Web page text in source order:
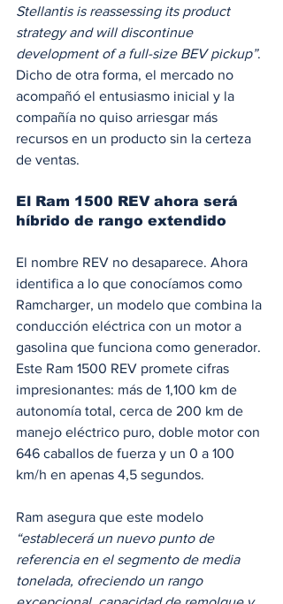
Stellantis is reassessing its product
strategy and will discontinue
development of a full-size BEV pickup”.
Dicho de otra forma, el mercado no
acompañó el entusiasmo inicial y la
compañía no quiso arriesgar más
recursos en un producto sin la certeza
de ventas.
El Ram 1500 REV ahora será
híbrido de rango extendido
El nombre REV no desaparece. Ahora
identifica a lo que conocíamos como
Ramcharger, un modelo que combina la
conducción eléctrica con un motor a
gasolina que funciona como generador.
Este Ram 1500 REV promete cifras
impresionantes: más de 1,100 km de
autonomía total, cerca de 200 km de
manejo eléctrico puro, doble motor con
646 caballos de fuerza y un 0 a 100
km/h en apenas 4,5 segundos.
Ram asegura que este modelo
“establecerá un nuevo punto de
referencia en el segmento de media
tonelada, ofreciendo un rango